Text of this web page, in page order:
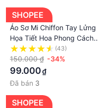
SHOPEE
Áo Sơ Mi Chiffon Tay Lửng
Họa Tiết Hoa Phong Cách
Retro Cá Tính (43)
150.000 ₫ -34%
99.000₫
Đã bán 3
SHOPEE